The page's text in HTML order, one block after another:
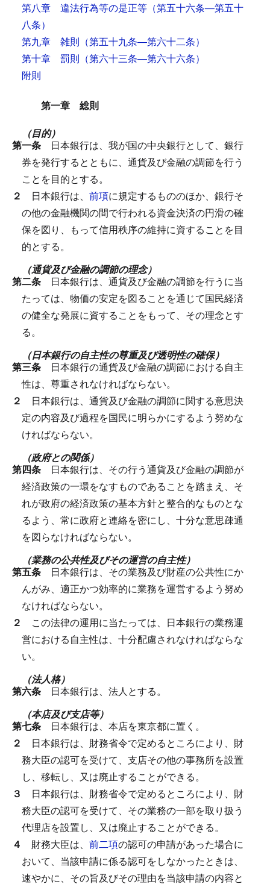
第八章 違法行為等の是正等 （第五十六条―第五十
八条）
第九章 雑則 （第五十九条―第六十二条）
第十章 罰則 （第六十三条―第六十六条）
附則
第一章 総則
（目的）
第一条 日本銀行は、我が国の中央銀行として、銀行
券を発行するとともに、通貨及び金融の調節を行う
ことを目的とする。
２ 日本銀行は、 前項に規定するもののほか、銀行そ
の他の金融機関の間で行われる資金決済の円滑の確
保を図り、もって信用秩序の維持に資することを目
的とする。
（通貨及び金融の調節の理念）
第二条 日本銀行は、通貨及び金融の調節を行うに当
たっては、物価の安定を図ることを通じて国民経済
の健全な発展に資することをもって、その理念とす
る。
（日本銀行の自主性の尊重及び透明性の確保）
第三条 日本銀行の通貨及び金融の調節における自主
性は、尊重されなければならない。
２ 日本銀行は、通貨及び金融の調節に関する意思決
定の内容及び過程を国民に明らかにするよう努めな
ければならない。
（政府との関係）
第四条 日本銀行は、その行う通貨及び金融の調節が
経済政策の一環をなすものであることを踏まえ、そ
れが政府の経済政策の基本方針と整合的なものとな
るよう、常に政府と連絡を密にし、十分な意思疎通
を図らなければならない。
（業務の公共性及びその運営の自主性）
第五条 日本銀行は、その業務及び財産の公共性にか
んがみ、適正かつ効率的に業務を運営するよう努め
なければならない。
２ この法律の運用に当たっては、日本銀行の業務運
営における自主性は、十分配慮されなければならな
い。
（法人格）
第六条 日本銀行は、法人とする。
（本店及び支店等）
第七条 日本銀行は、本店を東京都に置く。
２ 日本銀行は、財務省令で定めるところにより、財
務大臣の認可を受けて、支店その他の事務所を設置
し、移転し、又は廃止することができる。
３ 日本銀行は、財務省令で定めるところにより、財
務大臣の認可を受けて、その業務の一部を取り扱う
代理店を設置し、又は廃止することができる。
４ 財務大臣は、 前二項の認可の申請があった場合に
おいて、当該申請に係る認可をしなかったときは、
速やかに、その旨及びその理由を当該申請の内容と